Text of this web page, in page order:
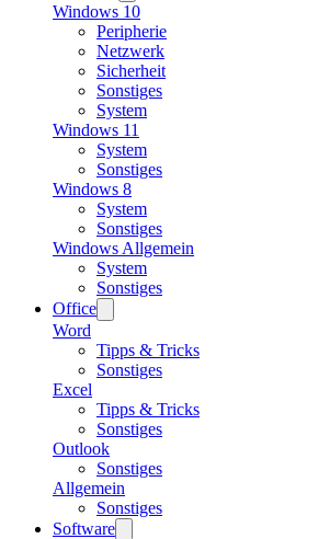
Windows 10
Peripherie
Netzwerk
Sicherheit
Sonstiges
System
Windows 11
System
Sonstiges
Windows 8
System
Sonstiges
Windows Allgemein
System
Sonstiges
Office
Word
Tipps & Tricks
Sonstiges
Excel
Tipps & Tricks
Sonstiges
Outlook
Sonstiges
Allgemein
Sonstiges
Software